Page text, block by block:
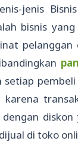
jenis
bisnis
pelanggan
di toko